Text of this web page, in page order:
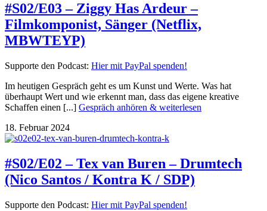
#S02/E03 – Ziggy Has Ardeur –
Filmkomponist, Sänger (Netflix,
MBWTEYP)
Supporte den Podcast: Hier mit PayPal spenden!
Im heutigen Gespräch geht es um Kunst und Werte. Was hat
überhaupt Wert und wie erkennt man, dass das eigene kreative
Schaffen einen [...] Gespräch anhören & weiterlesen
18. Februar 2024
#S02/E02 – Tex van Buren – Drumtech
(Nico Santos / Kontra K / SDP)
Supporte den Podcast: Hier mit PayPal spenden!